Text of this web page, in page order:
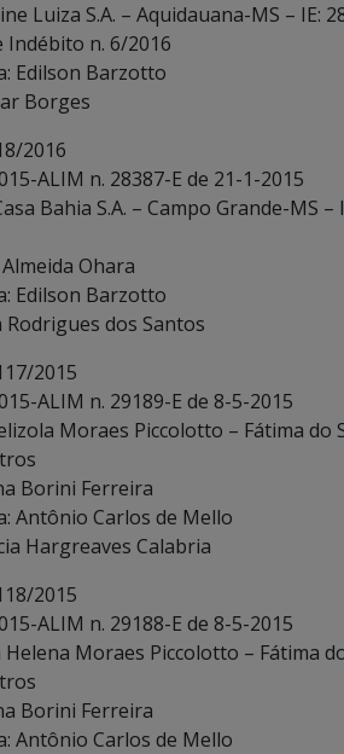
Luiza S.A. – Aquidauana-MS – IE:
Indébito n. 6/2016
Edilson Barzotto
Borges
2016
ALIM n. 28387-E de 21-1-2015
Bahia S.A. – Campo Grande-MS –
Ohara
Edilson Barzotto
dos Santos
2015
ALIM n. 29189-E de 8-5-2015
Moraes Piccolotto – Fátima
Borini Ferreira
Antônio Carlos de Mello
Hargreaves Calabria
2015
ALIM n. 29188-E de 8-5-2015
Helena Moraes Piccolotto – Fátima
Borini Ferreira
Antônio Carlos de Mello